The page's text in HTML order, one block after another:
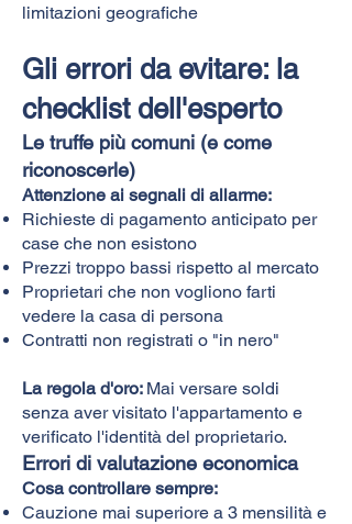
limitazioni geografiche
Gli errori da evitare: la
checklist dell'esperto
Le truffe più comuni (e come
riconoscerle)
Attenzione ai segnali di allarme:
Richieste di pagamento anticipato per
case che non esistono
Prezzi troppo bassi rispetto al mercato
Proprietari che non vogliono farti
vedere la casa di persona
Contratti non registrati o "in nero"
La regola d'oro: Mai versare soldi
senza aver visitato l'appartamento e
verificato l'identità del proprietario.
Errori di valutazione economica
Cosa controllare sempre:
Cauzione mai superiore a 3 mensilità e